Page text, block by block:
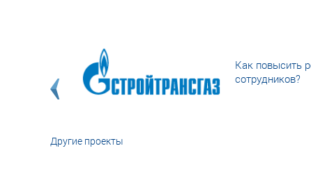
Как повысить
сотрудников?
Другие проекты